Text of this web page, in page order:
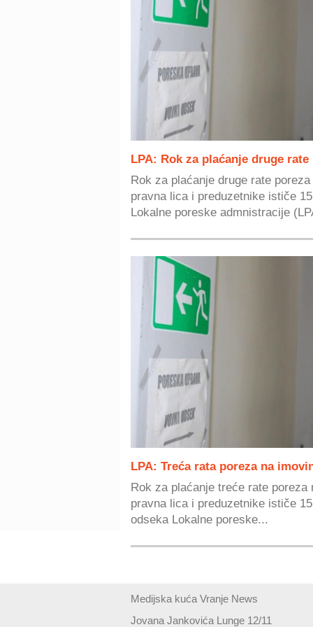
LPA: Rok za plaćanje druge rate
Rok za plaćanje druge rate
pravna lica i preduzetnike ističe
Lokalne poreske admnistracije
LPA: Treća rata poreza na
Rok za plaćanje treće rate
pravna lica i preduzetnike ističe
odseka Lokalne poreske...
Medijska kuća Vranje News
Jovana Jankovića Lunge 12/11